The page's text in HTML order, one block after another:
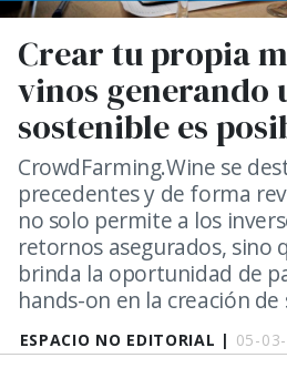
ESPACIO NO EDITORIAL | 05-
Crear tu propia
vinos generando
sostenible es
CrowdFarming.Wine se
precedentes y de forma
no solo permite a los
retornos asegurados, sino
brinda la oportunidad de
hands-on en la creación